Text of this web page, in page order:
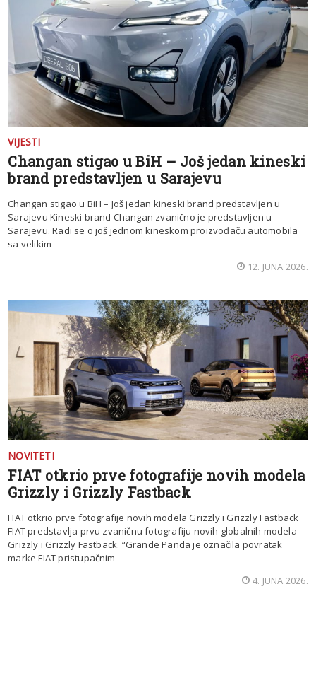
VIJESTI
Changan stigao u BiH – Još jedan kineski
brand predstavljen u Sarajevu
Changan stigao u BiH – Još jedan kineski brand predstavljen u
Sarajevu Kineski brand Changan zvanično je predstavljen u
Sarajevu. Radi se o još jednom kineskom proizvođaču automobila
sa velikim
12. JUNA 2026.
NOVITETI
FIAT otkrio prve fotografije novih modela
Grizzly i Grizzly Fastback
FIAT otkrio prve fotografije novih modela Grizzly i Grizzly Fastback
FIAT predstavlja prvu zvaničnu fotografiju novih globalnih modela
Grizzly i Grizzly Fastback. “Grande Panda je označila povratak
marke FIAT pristupačnim
4. JUNA 2026.